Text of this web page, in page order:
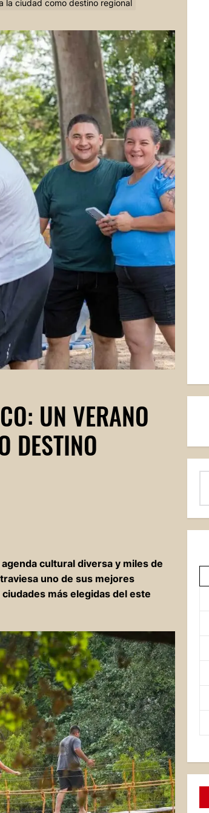
la ciudad como destino regional
UN VERANO
DESTINO
cultural diversa y miles de
uno de sus mejores
más elegidas del este